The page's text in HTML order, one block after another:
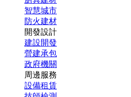
智慧城市
防火建材
開發設計
建設開發
營建承包
政府機關
周邊服務
設備租賃